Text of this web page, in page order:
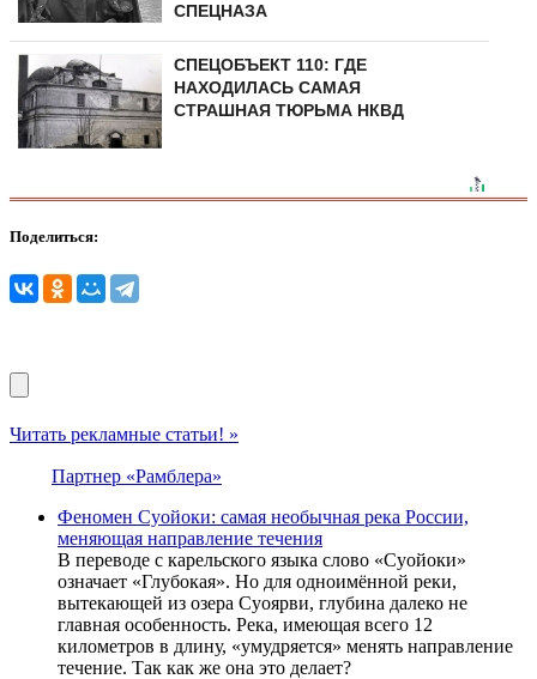
СПЕЦНАЗА
СПЕЦОБЪЕКТ 110: ГДЕ
НАХОДИЛАСЬ САМАЯ
СТРАШНАЯ ТЮРЬМА НКВД
Поделиться:
Читать рекламные статьи! »
Партнер «Рамблера»
Феномен Суойоки: самая необычная река России,
меняющая направление течения
В переводе с карельского языка слово «Суойоки»
означает «Глубокая». Но для одноимённой реки,
вытекающей из озера Суоярви, глубина далеко не
главная особенность. Река, имеющая всего 12
километров в длину, «умудряется» менять направление
течение. Так как же она это делает?